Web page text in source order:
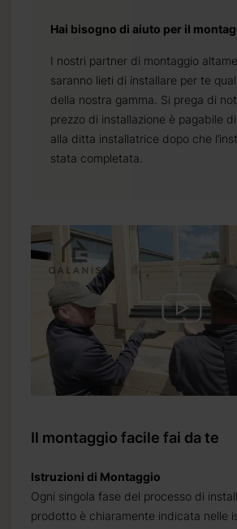
Hai bisogno di aiuto per il
I nostri partner di montaggio
saranno lieti di installare per te
della nostra gamma. Si prega di
prezzo di installazione è pagabile
alla ditta installatrice dopo che
stata completata.
Il montaggio facile fai da te
Istruzioni di Montaggio
Ogni singola fase del processo di
prodotto è chiaramente indicata nelle